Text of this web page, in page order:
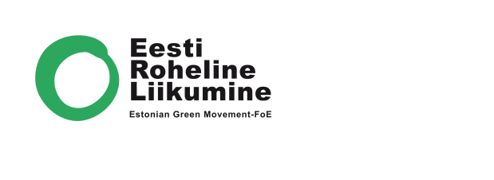
Skip to main content